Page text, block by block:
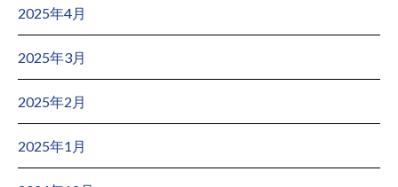
2025年4月
2025年3月
2025年2月
2025年1月